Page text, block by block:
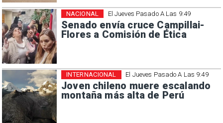
El Jueves Pasado A Las 9:49
Senado envía cruce Campillai-
Flores a Comisión de Ética
NACIONAL
El Jueves Pasado A Las 9:49
Joven chileno muere escalando
montaña más alta de Perú
INTERNACIONAL